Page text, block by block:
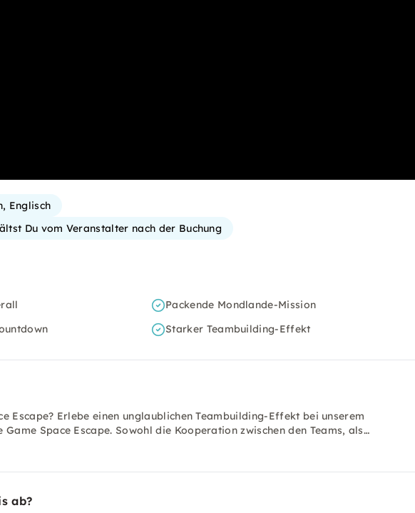
Englisch
Du vom Veranstalter nach der Buchung
Packende Mondlande-Mission
Starker Teambuilding-Effekt
Escape? Erlebe einen unglaublichen Teambuilding-Effekt bei unserem
Space Escape. Sowohl die Kooperation zwischen den Teams, als…
ab?